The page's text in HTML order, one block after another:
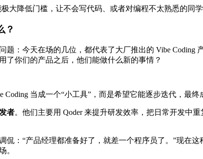
大降低门槛，让不会写代码、或者对编程不太熟悉的同
？
：今天在场的几位，都代表了大厂推出的 Vibe Coding
了你们的产品之后，他们能做什么新的事情？
Coding 当成一个“小工具”，而是希望它能逐步迭代，最
者。他们主要用 Qoder 来提升研发效率，把日常开发中
侃：“产品经理都准备好了，就差一个程序员了。”现在
。